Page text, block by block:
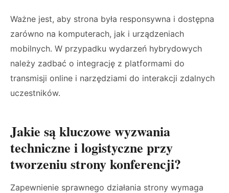
Ważne jest, aby strona była responsywna i dostępna
zarówno na komputerach, jak i urządzeniach
mobilnych. W przypadku wydarzeń hybrydowych
należy zadbać o integrację z platformami do
transmisji online i narzędziami do interakcji zdalnych
uczestników.
Jakie są kluczowe wyzwania
techniczne i logistyczne przy
tworzeniu strony konferencji?
Zapewnienie sprawnego działania strony wymaga